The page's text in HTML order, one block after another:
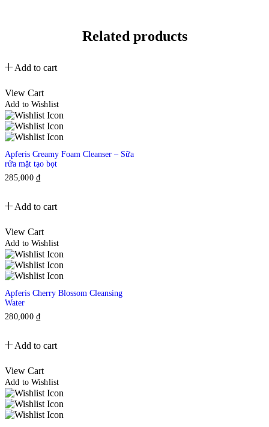
Related products
Add to cart
View Cart
Add to Wishlist
Apferis Creamy Foam Cleanser – Sữa
rửa mặt tạo bọt
285,000₫
Add to cart
View Cart
Add to Wishlist
Apferis Cherry Blossom Cleansing
Water
280,000₫
Add to cart
View Cart
Add to Wishlist